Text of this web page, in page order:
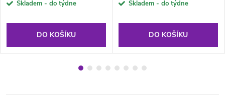
Skladem - do týdne
DO KOŠÍKU
Skladem - do týdne
DO KOŠÍKU